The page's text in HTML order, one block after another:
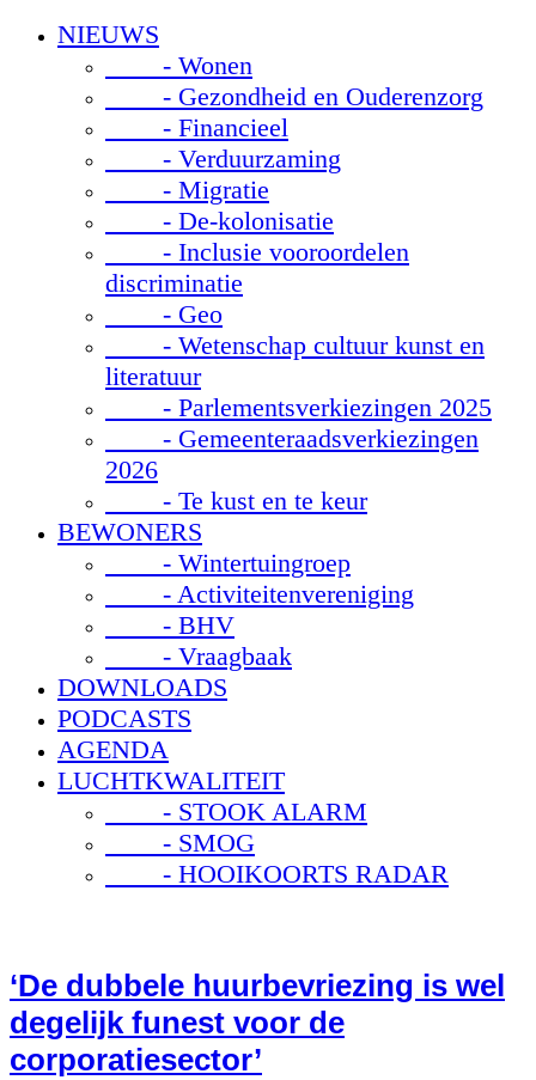
NIEUWS
- Wonen
- Gezondheid en Ouderenzorg
- Financieel
- Verduurzaming
- Migratie
- De-kolonisatie
- Inclusie vooroordelen
discriminatie
- Geo
- Wetenschap cultuur kunst en
literatuur
- Parlementsverkiezingen 2025
- Gemeenteraadsverkiezingen
2026
- Te kust en te keur
BEWONERS
- Wintertuingroep
- Activiteitenvereniging
- BHV
- Vraagbaak
DOWNLOADS
PODCASTS
AGENDA
LUCHTKWALITEIT
- STOOK ALARM
- SMOG
- HOOIKOORTS RADAR
‘De dubbele huurbevriezing is wel
degelijk funest voor de
corporatiesector’